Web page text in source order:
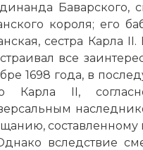
Баварского,
короля; его
сестра Карла
все
1698 года, в
Карла II,
составленному
вследствие